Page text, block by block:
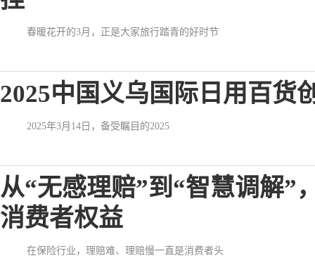
春暖花开的3月，正是大家旅行踏青的好时节
2025中国义乌国际日用百货
2025年3月14日，备受瞩目的2025
从“无感理赔”到“智慧调解”
消费者权益
在保险行业，理赔难、理赔慢一直是消费者头